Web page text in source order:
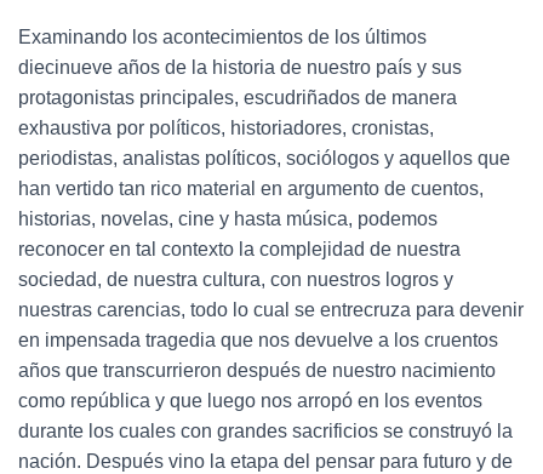
Examinando los acontecimientos de los últimos
diecinueve años de la historia de nuestro país y sus
protagonistas principales, escudriñados de manera
exhaustiva por políticos, historiadores, cronistas,
periodistas, analistas políticos, sociólogos y aquellos que
han vertido tan rico material en argumento de cuentos,
historias, novelas, cine y hasta música, podemos
reconocer en tal contexto la complejidad de nuestra
sociedad, de nuestra cultura, con nuestros logros y
nuestras carencias, todo lo cual se entrecruza para devenir
en impensada tragedia que nos devuelve a los cruentos
años que transcurrieron después de nuestro nacimiento
como república y que luego nos arropó en los eventos
durante los cuales con grandes sacrificios se construyó la
nación. Después vino la etapa del pensar para futuro y de